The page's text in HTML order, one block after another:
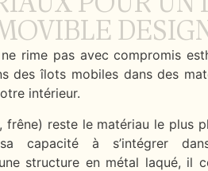
ne rime pas avec compromis
des îlots mobiles dans des
intérieur.
frêne) reste le matériau le plus
capacité à s’intégrer
structure en métal laqué, il